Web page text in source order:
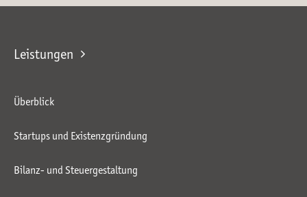
Leistungen
Überblick
Startups und Existenzgründung
Bilanz- und Steuergestaltung